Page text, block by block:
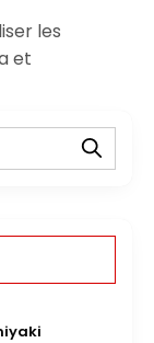
les
et